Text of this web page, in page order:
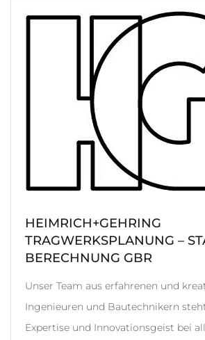
HEIMRICH+GEHRING
TRAGWERKSPLANUNG –
BERECHNUNG GBR
Unser Team aus erfahrenen und
Ingenieuren und Bautechnikern
Expertise und Innovationsgeist bei